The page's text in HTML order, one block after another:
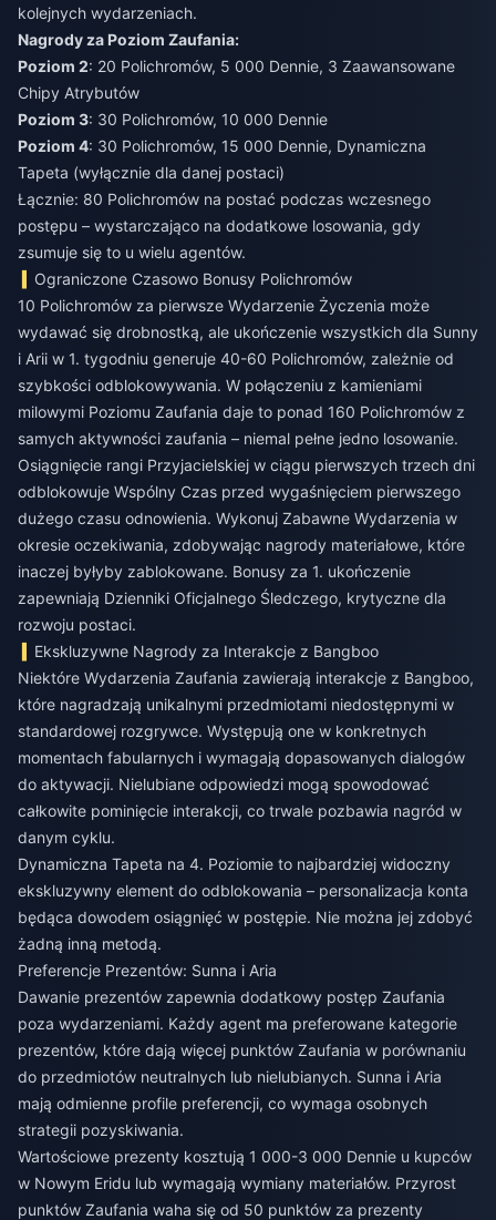
kolejnych wydarzeniach.
Nagrody za Poziom Zaufania:
Poziom 2: 20 Polichromów, 5 000 Dennie, 3 Zaawansowane
Chipy Atrybutów
Poziom 3: 30 Polichromów, 10 000 Dennie
Poziom 4: 30 Polichromów, 15 000 Dennie, Dynamiczna
Tapeta (wyłącznie dla danej postaci)
Łącznie: 80 Polichromów na postać podczas wczesnego
postępu – wystarczająco na dodatkowe losowania, gdy
zsumuje się to u wielu agentów.
Ograniczone Czasowo Bonusy Polichromów
10 Polichromów za pierwsze Wydarzenie Życzenia może
wydawać się drobnostką, ale ukończenie wszystkich dla Sunny
i Arii w 1. tygodniu generuje 40-60 Polichromów, zależnie od
szybkości odblokowywania. W połączeniu z kamieniami
milowymi Poziomu Zaufania daje to ponad 160 Polichromów z
samych aktywności zaufania – niemal pełne jedno losowanie.
Osiągnięcie rangi Przyjacielskiej w ciągu pierwszych trzech dni
odblokowuje Wspólny Czas przed wygaśnięciem pierwszego
dużego czasu odnowienia. Wykonuj Zabawne Wydarzenia w
okresie oczekiwania, zdobywając nagrody materiałowe, które
inaczej byłyby zablokowane. Bonusy za 1. ukończenie
zapewniają Dzienniki Oficjalnego Śledczego, krytyczne dla
rozwoju postaci.
Ekskluzywne Nagrody za Interakcje z Bangboo
Niektóre Wydarzenia Zaufania zawierają interakcje z Bangboo,
które nagradzają unikalnymi przedmiotami niedostępnymi w
standardowej rozgrywce. Występują one w konkretnych
momentach fabularnych i wymagają dopasowanych dialogów
do aktywacji. Nielubiane odpowiedzi mogą spowodować
całkowite pominięcie interakcji, co trwale pozbawia nagród w
danym cyklu.
Dynamiczna Tapeta na 4. Poziomie to najbardziej widoczny
ekskluzywny element do odblokowania – personalizacja konta
będąca dowodem osiągnięć w postępie. Nie można jej zdobyć
żadną inną metodą.
Preferencje Prezentów: Sunna i Aria
Dawanie prezentów zapewnia dodatkowy postęp Zaufania
poza wydarzeniami. Każdy agent ma preferowane kategorie
prezentów, które dają więcej punktów Zaufania w porównaniu
do przedmiotów neutralnych lub nielubianych. Sunna i Aria
mają odmienne profile preferencji, co wymaga osobnych
strategii pozyskiwania.
Wartościowe prezenty kosztują 1 000-3 000 Dennie u kupców
w Nowym Eridu lub wymagają wymiany materiałów. Przyrost
punktów Zaufania waha się od 50 punktów za prezenty